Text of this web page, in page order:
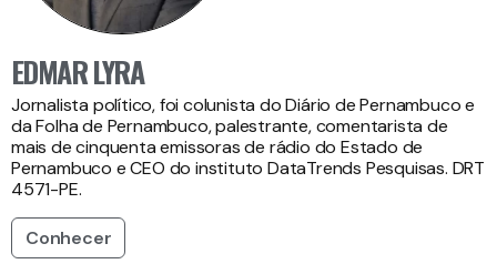
EDMAR LYRA
Jornalista político, foi colunista do Diário de Pernambuco e
da Folha de Pernambuco, palestrante, comentarista de
mais de cinquenta emissoras de rádio do Estado de
Pernambuco e CEO do instituto DataTrends Pesquisas. DRT
4571-PE.
Conhecer